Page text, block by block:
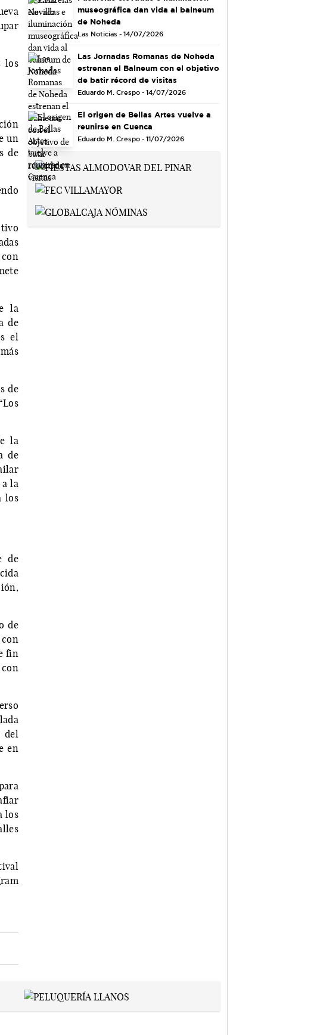
los
un
de
la
de
el
de
la
de
a la
los
de
de
fin
del
en
los
museográfica dan vida al balneum
de Noheda
Las Noticias - 14/07/2026
Las Jornadas Romanas de Noheda
estrenan el Balneum con el objetivo
de batir récord de visitas
Eduardo M. Crespo - 14/07/2026
El origen de Bellas Artes vuelve a
reunirse en Cuenca
Eduardo M. Crespo - 11/07/2026